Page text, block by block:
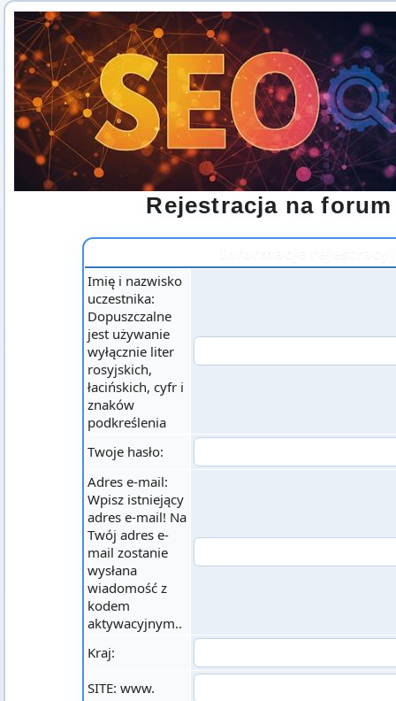
Rejestracja na forum
Imię i nazwisko
uczestnika:
Dopuszczalne
jest używanie
wyłącznie liter
rosyjskich,
łacińskich, cyfr i
znaków
podkreślenia
Twoje hasło:
Adres e-mail:
Wpisz istniejący
adres e-mail! Na
Twój adres e-
mail zostanie
wysłana
wiadomość z
kodem
aktywacyjnym..
Kraj:
SITE: www.